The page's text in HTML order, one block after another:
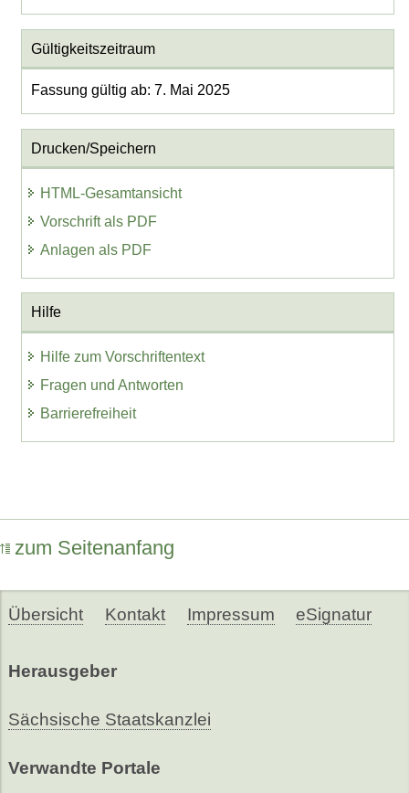
Gültigkeitszeitraum
Fassung gültig ab: 7. Mai 2025
Drucken/Speichern
HTML-Gesamtansicht
Vorschrift als PDF
Anlagen als PDF
Hilfe
Hilfe zum Vorschriftentext
Fragen und Antworten
Barrierefreiheit
zum Seitenanfang
Übersicht Kontakt Impressum eSignatur
Herausgeber
Sächsische Staatskanzlei
Verwandte Portale